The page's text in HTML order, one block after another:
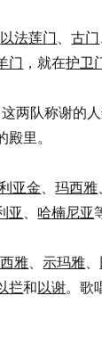
以法莲门、古门
门 ，就在护卫
两队称谢的
里。
亚金、玛西雅
亚 、 哈楠尼亚
雅、示玛雅、
拦和以谢。歌